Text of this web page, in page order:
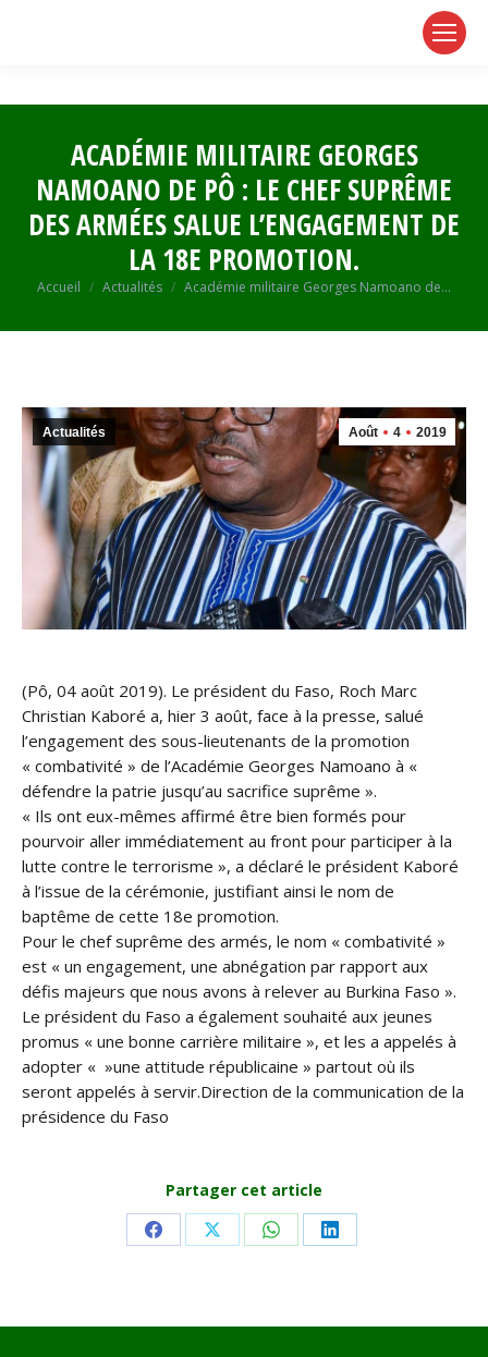
ACADÉMIE MILITAIRE GEORGES
NAMOANO DE PÔ : LE CHEF SUPRÊME
DES ARMÉES SALUE L’ENGAGEMENT DE
LA 18E PROMOTION.
Vous êtes ici :
Accueil Actualités Académie militaire Georges Namoano de…
Août 4 2019
Actualités
(Pô, 04 août 2019). Le président du Faso, Roch Marc
Christian Kaboré a, hier 3 août, face à la presse, salué
l’engagement des sous-lieutenants de la promotion
« combativité » de l’Académie Georges Namoano à «
défendre la patrie jusqu’au sacrifice suprême ».
« Ils ont eux-mêmes affirmé être bien formés pour
pourvoir aller immédiatement au front pour participer à la
lutte contre le terrorisme », a déclaré le président Kaboré
à l’issue de la cérémonie, justifiant ainsi le nom de
baptême de cette 18e promotion.
Pour le chef suprême des armés, le nom « combativité »
est « un engagement, une abnégation par rapport aux
défis majeurs que nous avons à relever au Burkina Faso ».
Le président du Faso a également souhaité aux jeunes
promus « une bonne carrière militaire », et les a appelés à
adopter « »une attitude républicaine » partout où ils
seront appelés à servir.Direction de la communication de la
présidence du Faso
Partager cet article
Share Share Share Share